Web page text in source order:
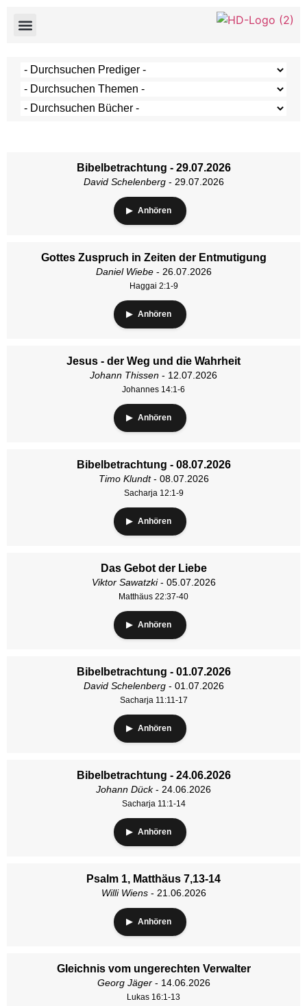
Bibelbetrachtung - 29.07.2026
David Schelenberg- 29.07.2026
Anhören
Gottes Zuspruch in Zeiten der Entmutigung
Daniel Wiebe- 26.07.2026
Haggai 2:1-9
Anhören
Jesus - der Weg und die Wahrheit
Johann Thissen - 12.07.2026
Johannes 14:1-6
Anhören
Bibelbetrachtung - 08.07.2026
Timo Klundt- 08.07.2026
Sacharja 12:1-9
Anhören
Das Gebot der Liebe
Viktor Sawatzki- 05.07.2026
Matthäus 22:37-40
Anhören
Bibelbetrachtung - 01.07.2026
David Schelenberg- 01.07.2026
Sacharja 11:11-17
Anhören
Bibelbetrachtung - 24.06.2026
Johann Dück- 24.06.2026
Sacharja 11:1-14
Anhören
Psalm 1, Matthäus 7,13-14
Willi Wiens- 21.06.2026
Anhören
Gleichnis vom ungerechten Verwalter
Georg Jäger- 14.06.2026
Lukas 16:1-13